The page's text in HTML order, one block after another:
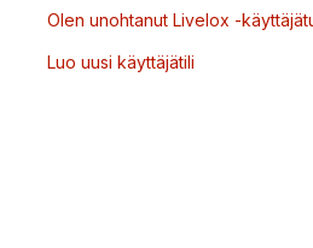
Olen unohtanut Livelox -
Luo uusi käyttäjätili